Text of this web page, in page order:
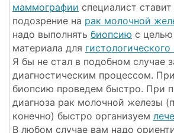
маммографии специалист ставит
подозрение на рак молочной
надо выполнять биопсию с целью
материала для
Я бы не стал в подобном случае
диагностическим процессом.
биопсию проведем быстро. При
диагноза рак молочной железы
конечно) быстро организуем
В любом случае вам надо